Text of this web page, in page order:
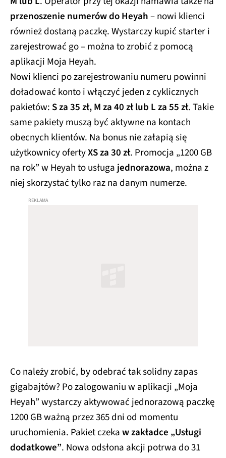
przenoszenie numerów do Heyah– nowi klienci
również dostaną paczkę. Wystarczy kupić starter i
zarejestrować go – można to zrobić z pomocą
aplikacji Moja Heyah.
Nowi klienci po zarejestrowaniu numeru powinni
doładować konto i włączyć jeden z cyklicznych
pakietów: S za 35 zł, M za 40 zł lub L za 55 zł. Takie
same pakiety muszą być aktywne na kontach
obecnych klientów. Na bonus nie załapią się
użytkownicy ofertyXS za 30 zł. Promocja „1200 GB
na rok” w Heyah to usługa jednorazowa, można z
niej skorzystać tylko raz na danym numerze.
Co należy zrobić, by odebrać tak solidny zapas
gigabajtów? Po zalogowaniu w aplikacji „Moja
Heyah” wystarczy aktywować jednorazową paczkę
1200 GB ważną przez 365 dni od momentu
uruchomienia. Pakiet czekaw zakładce „Usługi
dodatkowe”. Nowa odsłona akcji potrwa do 31